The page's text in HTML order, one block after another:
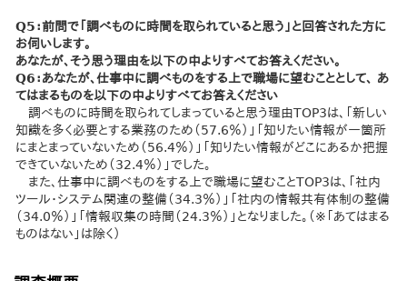
Q5：前問で「調べものに時間を取られていると思う」と回答された方に
お伺いします。
あなたが、そう思う理由を以下の中よりすべてお答えください。
Q6：あなたが、仕事中に調べものをする上で職場に望むこととして、 あ
てはまるものを以下の中よりすべてお答えください
調べものに時間を取られてしまっていると思う理由TOP3は、「新しい
知識を多く必要とする業務のため（57.6％）」「知りたい情報が一箇所
にまとまっていないため（56.4％）」「知りたい情報がどこにあるか把握
できていないため（32.4％）」でした。
また、仕事中に調べものをする上で職場に望むことTOP3は、「社内
ツール・システム関連の整備（34.3％）」「社内の情報共有体制の整備
（34.0％）」「情報収集の時間（24.3％）」となりました。（※「あてはまる
ものはない」は除く）